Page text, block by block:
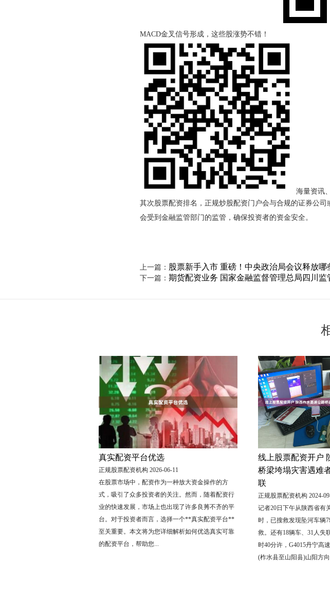
MACD金叉信号形成，这些股涨势不错！
海量资讯
其次股票配资排名，正规炒股配资门户会与合规的证券公
会受到金融监管部门的监管，确保投资者的资金安全。
上一篇： 股票新手入市 重磅！中央政治局会议释放哪
下一篇： 期货配资业务 国家金融监督管理总局四川
真实配资平台优选
正规股票配资机构 2026-06-11
在股票市场中，配资作为一种放大资金操作的方
式，吸引了众多投资者的关注。然而，随着配资行
业的快速发展，市场上也出现了许多良莠不齐的平
台。对于投资者而言，选择一个**真实配资平台**
至关重要。本文将为您详细解析如何优选真实可靠
的配资平台，帮助您...
线上股票配资开户
桥梁垮塌灾害遇难
联
正规股票配资机构 2024-
记者20日下午从陕西省有
时，已搜救发现坠河车辆
救。还有18辆车、31人失
时40分许，G4015丹宁高
(柞水县至山阳县)山阳方向